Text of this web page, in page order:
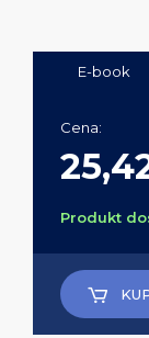
E-book
Cena:
Produkt